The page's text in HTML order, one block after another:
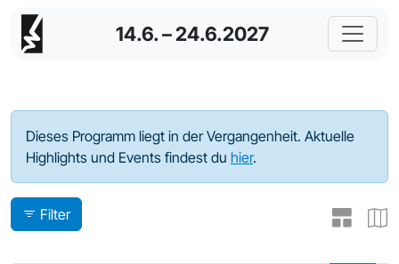
14.6. – 24.6.2027
Programm - 2021
Dieses Programm liegt in der Vergangenheit. Aktuelle
Highlights und Events findest du hier.
Filter